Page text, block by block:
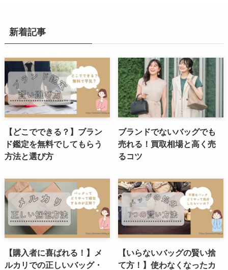
新着記事
【どこでできる？】ブラン
ド鑑定を無料でしてもらう
方法と選び方
ブランドでないバッグでも
売れる！買取相場と高く売
るコツ
【購入者に喜ばれる！】メ
ルカリでの正しいバッグ・
【いらないバッグの賢い捨
て方！】使わなくなったカ